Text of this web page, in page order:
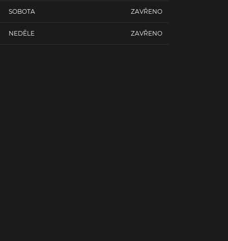
SOBOTA ZAVŘENO
NEDĚLE ZAVŘENO